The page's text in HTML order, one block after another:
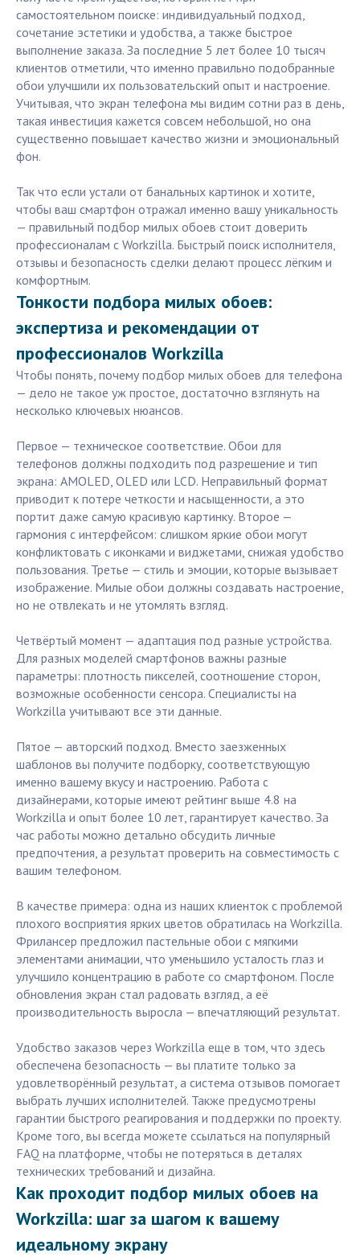
самостоятельном поиске: индивидуальный подход,
сочетание эстетики и удобства, а также быстрое
выполнение заказа. За последние 5 лет более 10 тысяч
клиентов отметили, что именно правильно подобранные
обои улучшили их пользовательский опыт и настроение.
Учитывая, что экран телефона мы видим сотни раз в день,
такая инвестиция кажется совсем небольшой, но она
существенно повышает качество жизни и эмоциональный
фон.
Так что если устали от банальных картинок и хотите,
чтобы ваш смартфон отражал именно вашу уникальность
— правильный подбор милых обоев стоит доверить
профессионалам с Workzilla. Быстрый поиск исполнителя,
отзывы и безопасность сделки делают процесс лёгким и
комфортным.
Тонкости подбора милых обоев:
экспертиза и рекомендации от
профессионалов Workzilla
Чтобы понять, почему подбор милых обоев для телефона
— дело не такое уж простое, достаточно взглянуть на
несколько ключевых нюансов.
Первое — техническое соответствие. Обои для
телефонов должны подходить под разрешение и тип
экрана: AMOLED, OLED или LCD. Неправильный формат
приводит к потере четкости и насыщенности, а это
портит даже самую красивую картинку. Второе —
гармония с интерфейсом: слишком яркие обои могут
конфликтовать с иконками и виджетами, снижая удобство
пользования. Третье — стиль и эмоции, которые вызывает
изображение. Милые обои должны создавать настроение,
но не отвлекать и не утомлять взгляд.
Четвёртый момент — адаптация под разные устройства.
Для разных моделей смартфонов важны разные
параметры: плотность пикселей, соотношение сторон,
возможные особенности сенсора. Специалисты на
Workzilla учитывают все эти данные.
Пятое — авторский подход. Вместо заезженных
шаблонов вы получите подборку, соответствующую
именно вашему вкусу и настроению. Работа с
дизайнерами, которые имеют рейтинг выше 4.8 на
Workzilla и опыт более 10 лет, гарантирует качество. За
час работы можно детально обсудить личные
предпочтения, а результат проверить на совместимость с
вашим телефоном.
В качестве примера: одна из наших клиенток с проблемой
плохого восприятия ярких цветов обратилась на Workzilla.
Фрилансер предложил пастельные обои с мягкими
элементами анимации, что уменьшило усталость глаз и
улучшило концентрацию в работе со смартфоном. После
обновления экран стал радовать взгляд, а её
производительность выросла — впечатляющий результат.
Удобство заказов через Workzilla еще в том, что здесь
обеспечена безопасность — вы платите только за
удовлетворённый результат, а система отзывов помогает
выбрать лучших исполнителей. Также предусмотрены
гарантии быстрого реагирования и поддержки по проекту.
Кроме того, вы всегда можете ссылаться на популярный
FAQ на платформе, чтобы не потеряться в деталях
технических требований и дизайна.
Как проходит подбор милых обоев на
Workzilla: шаг за шагом к вашему
идеальному экрану